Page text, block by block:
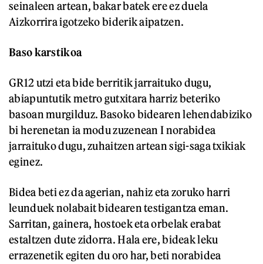
seinaleen artean, bakar batek ere ez duela
Aizkorrira igotzeko biderik aipatzen.
Baso karstikoa
GR12 utzi eta bide berritik jarraituko dugu,
abiapuntutik metro gutxitara harriz beteriko
basoan murgilduz. Basoko bidearen lehendabiziko
bi herenetan ia modu zuzenean I norabidea
jarraituko dugu, zuhaitzen artean sigi-saga txikiak
eginez.
Bidea beti ez da agerian, nahiz eta zoruko harri
leunduek nolabait bidearen testigantza eman.
Sarritan, gainera, hostoek eta orbelak erabat
estaltzen dute zidorra. Hala ere, bideak leku
errazenetik egiten du oro har, beti norabidea